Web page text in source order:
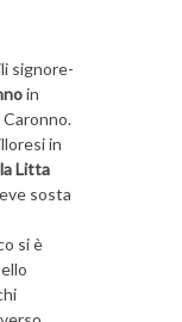
signore-
in
in
Litta
sosta
si è